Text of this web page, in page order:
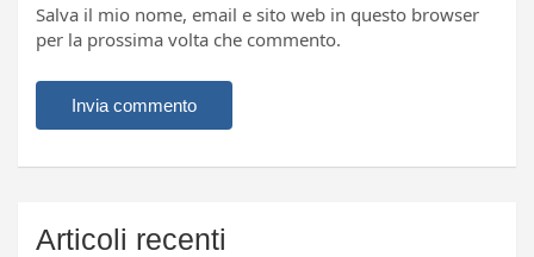
Salva il mio nome, email e sito web in questo browser
per la prossima volta che commento.
Articoli recenti